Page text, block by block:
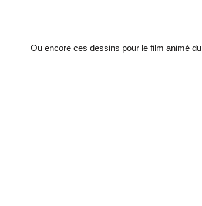
Ou encore ces dessins pour le film animé du